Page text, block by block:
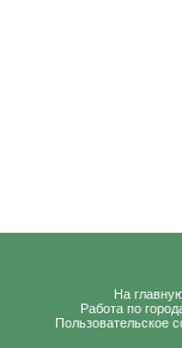
На
Работа по
Пользовательское